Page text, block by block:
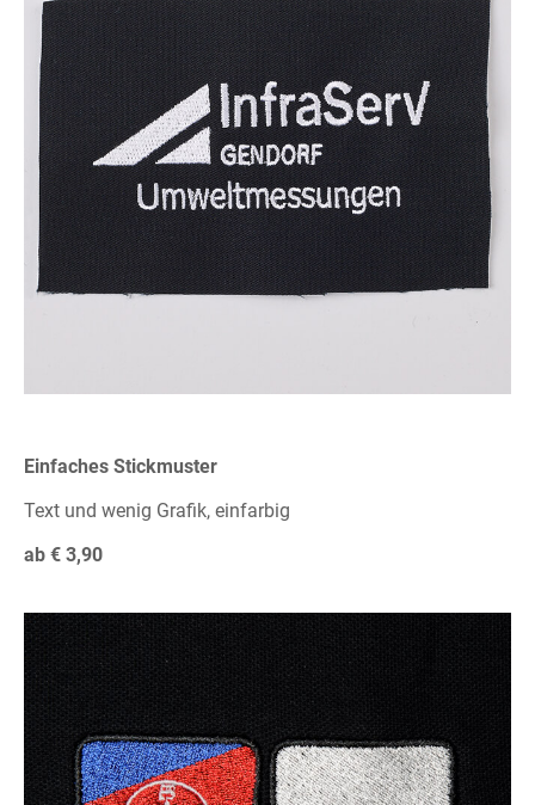
Einfaches Stickmuster
Text und wenig Grafik, einfarbig
ab € 3,90